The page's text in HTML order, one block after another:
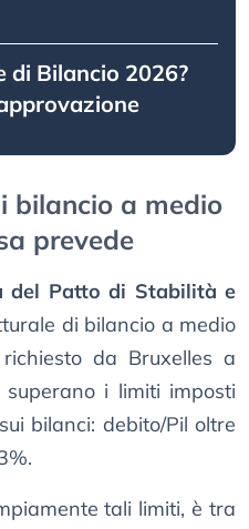
di Bilancio 2026?
bilancio a medio
prevede
del Patto di Stabilità e
di bilancio a medio
da Bruxelles a
i limiti imposti
bilanci: debito/Pil oltre
tali limiti, è tra